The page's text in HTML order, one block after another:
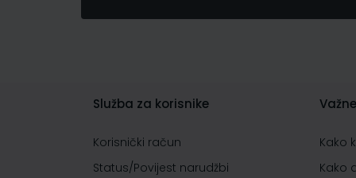
Služba za korisnike
Korisnički račun
Status/Povijest narudžbi
Kako
Kako